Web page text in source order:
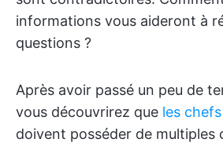
informations vous aideront à
questions ?
Après avoir passé un peu de
vous découvrirez que les
doivent posséder de multiples